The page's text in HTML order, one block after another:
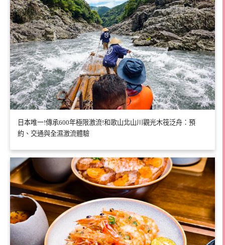
日本唯一!傳承600年極限激流!和歌山北山川觀光木筏泛舟：預
約、交通與全濕激流體驗